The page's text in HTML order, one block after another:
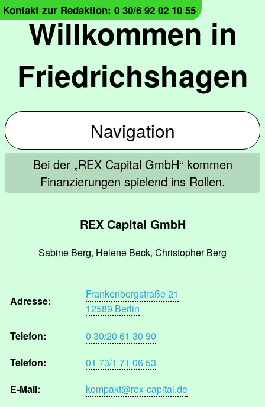
Willkommen in
Friedrichshagen
Kontakt zur Redaktion: 0 30/6 92 02 10 55
Navigation
Bei der „REX Capital GmbH“ kommen
Finanzierungen spielend ins Rollen.
REX Capital GmbH
Sabine Berg, Helene Beck, Christopher Berg
Adresse:
Frankenbergstraße 21
12589 Berlin
Telefon:
0 30/20 61 30 90
Telefon:
01 73/1 71 06 53
E-Mail:
kompakt@rex-capital.de